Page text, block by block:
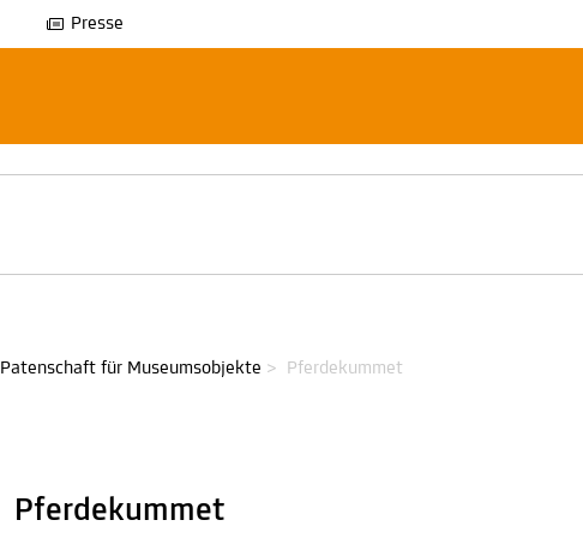
Presse
Patenschaft für Museumsobjekte > Pferdekummet
Pferdekummet